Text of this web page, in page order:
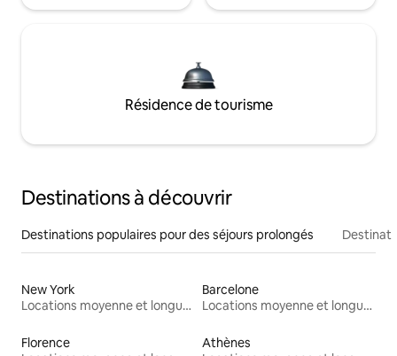
Résidence de tourisme
Destinations à découvrir
Destinations populaires pour des séjours prolongés
New York
Locations moyenne et longue durée
Barcelone
Locations moyenne et longue durée
Florence
Athènes